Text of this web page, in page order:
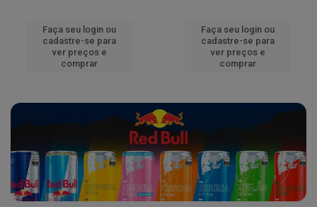
Faça seu login ou
cadastre-se para
ver preços e
comprar
Faça seu login ou
cadastre-se para
ver preços e
comprar